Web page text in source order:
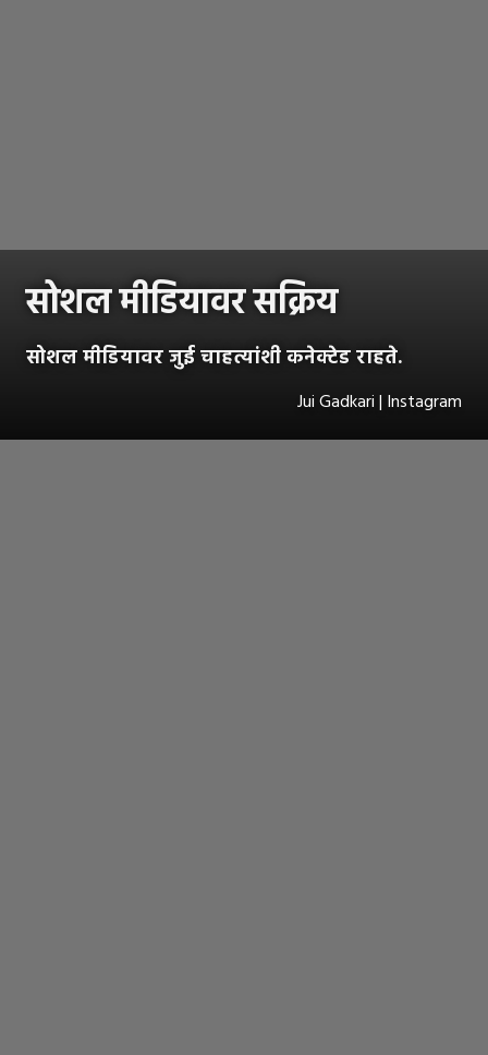
सोशल मीडियावर सक्रिय
सोशल मीडियावर जुई चाहत्यांशी कनेक्टेड राहते.
Jui Gadkari | Instagram